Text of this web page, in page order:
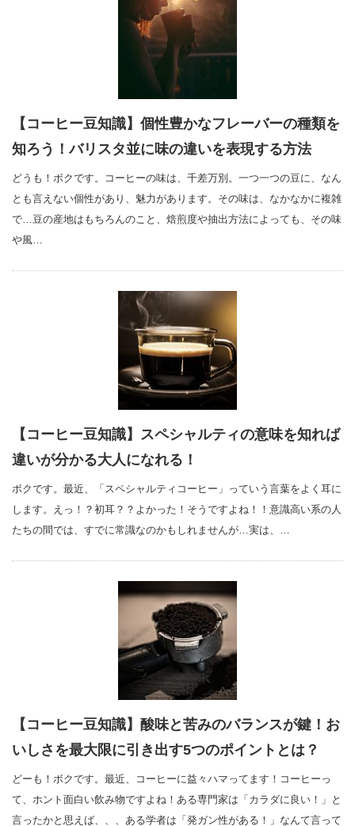
【コーヒー豆知識】個性豊かなフレーバーの種類を
知ろう！バリスタ並に味の違いを表現する方法
どうも！ボクです。コーヒーの味は、千差万別。一つ一つの豆に、なん
とも言えない個性があり、魅力があります。その味は、なかなかに複雑
で…豆の産地はもちろんのこと、焙煎度や抽出方法によっても、その味
や風…
【コーヒー豆知識】スペシャルティの意味を知れば
違いが分かる大人になれる！
ボクです。最近、「スペシャルティコーヒー」っていう言葉をよく耳に
します。えっ！？初耳？？よかった！そうですよね！！意識高い系の人
たちの間では、すでに常識なのかもしれませんが…実は、…
【コーヒー豆知識】酸味と苦みのバランスが鍵！お
いしさを最大限に引き出す5つのポイントとは？
どーも！ボクです。最近、コーヒーに益々ハマってます！コーヒーっ
て、ホント面白い飲み物ですよね！ある専門家は「カラダに良い！」と
言ったかと思えば、、、ある学者は「発ガン性がある！」なんて言って